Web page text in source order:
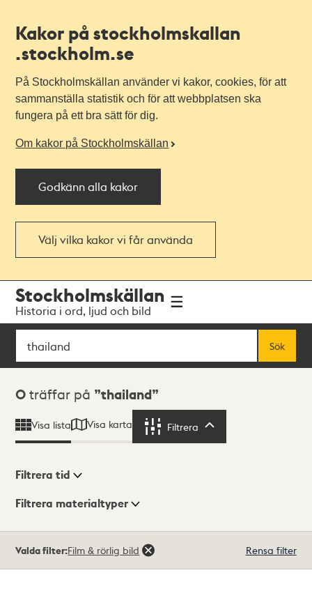
Kakor på stockholmskallan
.stockholm.se
På Stockholmskällan använder vi kakor, cookies, för att
sammanställa statistik och för att webbplatsen ska
fungera på ett bra sätt för dig.
Om kakor på Stockholmskällan
Godkänn alla kakor
Välj vilka kakor vi får använda
navigationen
huvudinnehållet
Stockholmskällan
Historia i ord, ljud och bild
Sök
Sök
Sökresultat
0 träffar på thailand
Visa lista Visa karta Filtrera
Visningsläge
Filtrera tid
Filtrera materialtyper
träffar
Valda filter:Film & rörlig bild Rensa filter